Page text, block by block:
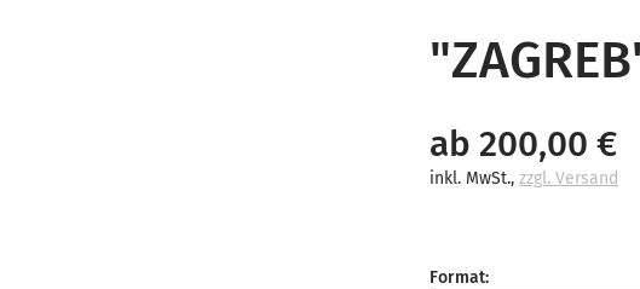
ab 200,00 €
inkl. MwSt., zzgl. Versand
Format: